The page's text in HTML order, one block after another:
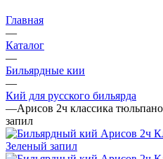
Главная
—
Каталог
—
Бильярдные кии
—
Кий для русского бильярда
—Арисов 2ч классика
запил